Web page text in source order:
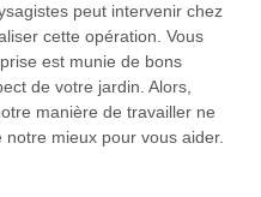
peut intervenir chez
cette opération. Vous
est munie de bons
de votre jardin. Alors,
manière de travailler ne
mieux pour vous aider.